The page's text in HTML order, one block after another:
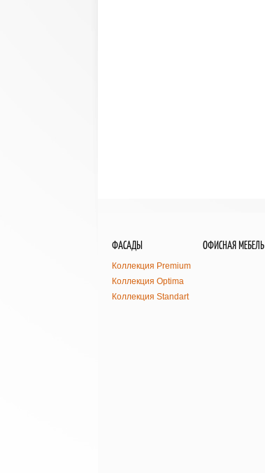
ФАСАДЫ
Коллекция Premium
Коллекция Optima
Коллекция Standart
ОФИСНАЯ МЕБЕЛЬ